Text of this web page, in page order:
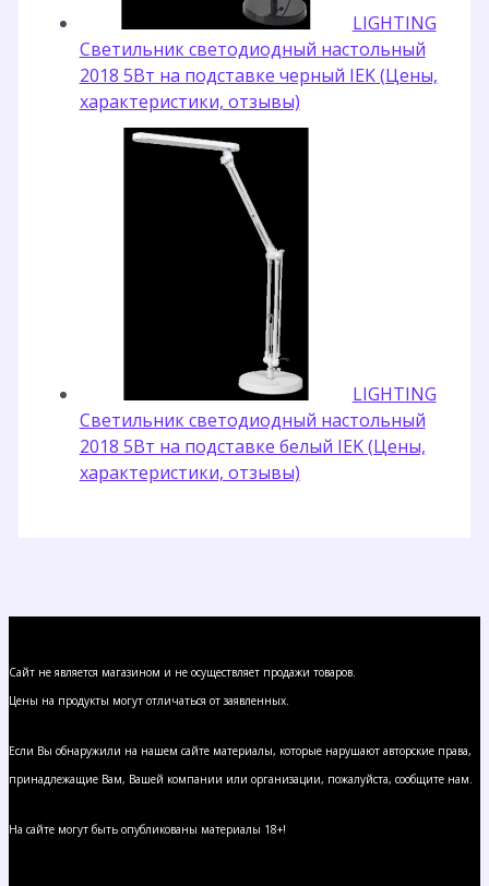
LIGHTING
Светильник светодиодный настольный
2018 5Вт на подставке черный IEK (Цены,
характеристики, отзывы)
LIGHTING
Светильник светодиодный настольный
2018 5Вт на подставке белый IEK (Цены,
характеристики, отзывы)
Сайт не является магазином и не осуществляет продажи товаров.
Цены на продукты могут отличаться от заявленных.
Если Вы обнаружили на нашем сайте материалы, которые нарушают авторские права,
принадлежащие Вам, Вашей компании или организации, пожалуйста, сообщите нам.
На сайте могут быть опубликованы материалы 18+!